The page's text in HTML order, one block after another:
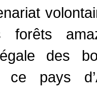
forêts
des
ce pays